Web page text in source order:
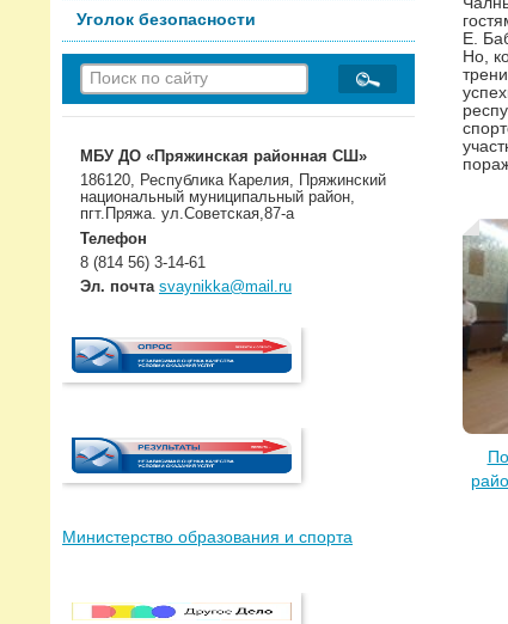
Уголок безопасности
МБУ ДО «Пряжинская районная СШ»
186120, Республика Карелия, Пряжинский
национальный муниципальный район,
пгт.Пряжа. ул.Советская,87-а
Телефон
8 (814 56) 3-14-61
Эл. почта svaynikka@mail.ru
Министерство образования и спорта
Е.
Но,